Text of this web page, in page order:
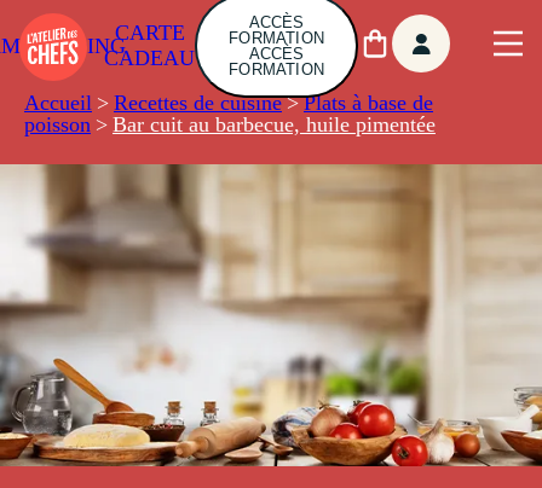
CARTE
CADEAU
ACCÈS
FORMATION
ACCÈS
FORMATION
Accueil > Recettes de cuisine > Plats à base de
poisson > Bar cuit au barbecue, huile pimentée